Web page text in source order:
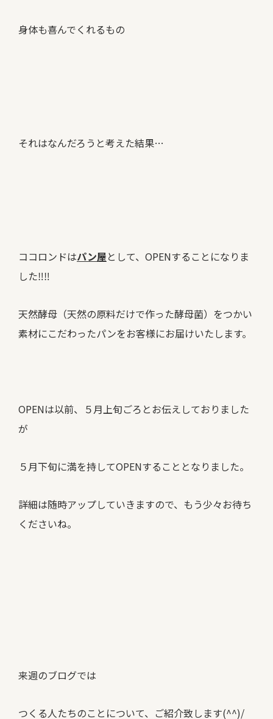
身体も喜んでくれるもの
それはなんだろうと考えた結果…
ココロンドはパン屋として、OPENすることになりま
した‼‼
天然酵母（天然の原料だけで作った酵母菌）をつかい
素材にこだわったパンをお客様にお届けいたします。
OPENは以前、５月上旬ごろとお伝えしておりました
が
５月下旬に満を持してOPENすることとなりました。
詳細は随時アップしていきますので、もう少々お待ち
くださいね。
来週のブログでは
つくる人たちのことについて、ご紹介致します(^^)/